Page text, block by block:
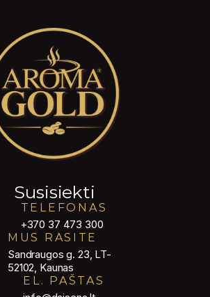
Susisiekti
TELEFONAS
+370 37 473 300
MUS RASITE
Sandraugos g. 23, LT-
52102, Kaunas
EL. PAŠTAS